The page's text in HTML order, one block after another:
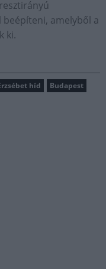
amelyből a
ki.
híd Budapest